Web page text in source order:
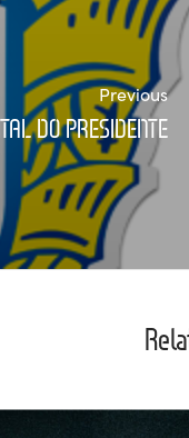
Previous
DO PRESIDENTE